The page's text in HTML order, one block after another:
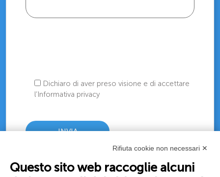
Dichiaro di aver preso visione e di accettare
l’Informativa privacy
Rifiuta cookie non necessari ✕
Questo sito web raccoglie alcuni